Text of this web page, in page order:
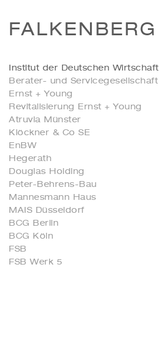
FALKENBERG
Institut der Deutschen Wirtschaft
Berater- und Servicegesellschaft
Ernst + Young
Revitalisierung Ernst + Young
Atruvia Münster
Klöckner & Co SE
EnBW
Hegerath
Douglas Holding
Peter-Behrens-Bau
Mannesmann Haus
MAIS Düsseldorf
BCG Berlin
BCG Köln
FSB
FSB Werk 5